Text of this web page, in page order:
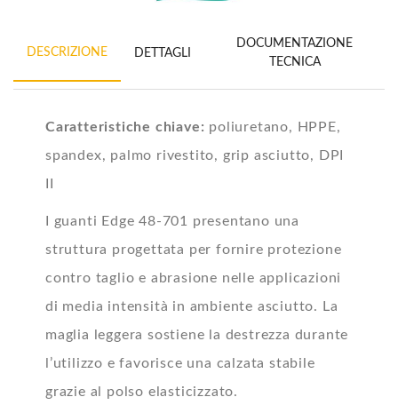
DESCRIZIONE DETTAGLI
DOCUMENTAZIONE
TECNICA
Caratteristiche chiave: poliuretano, HPPE,
spandex, palmo rivestito, grip asciutto, DPI
I guanti Edge 48-701 presentano una
struttura progettata per fornire protezione
contro taglio e abrasione nelle applicazioni
di media intensità in ambiente asciutto. La
maglia leggera sostiene la destrezza durante
l’utilizzo e favorisce una calzata stabile
grazie al polso elasticizzato.